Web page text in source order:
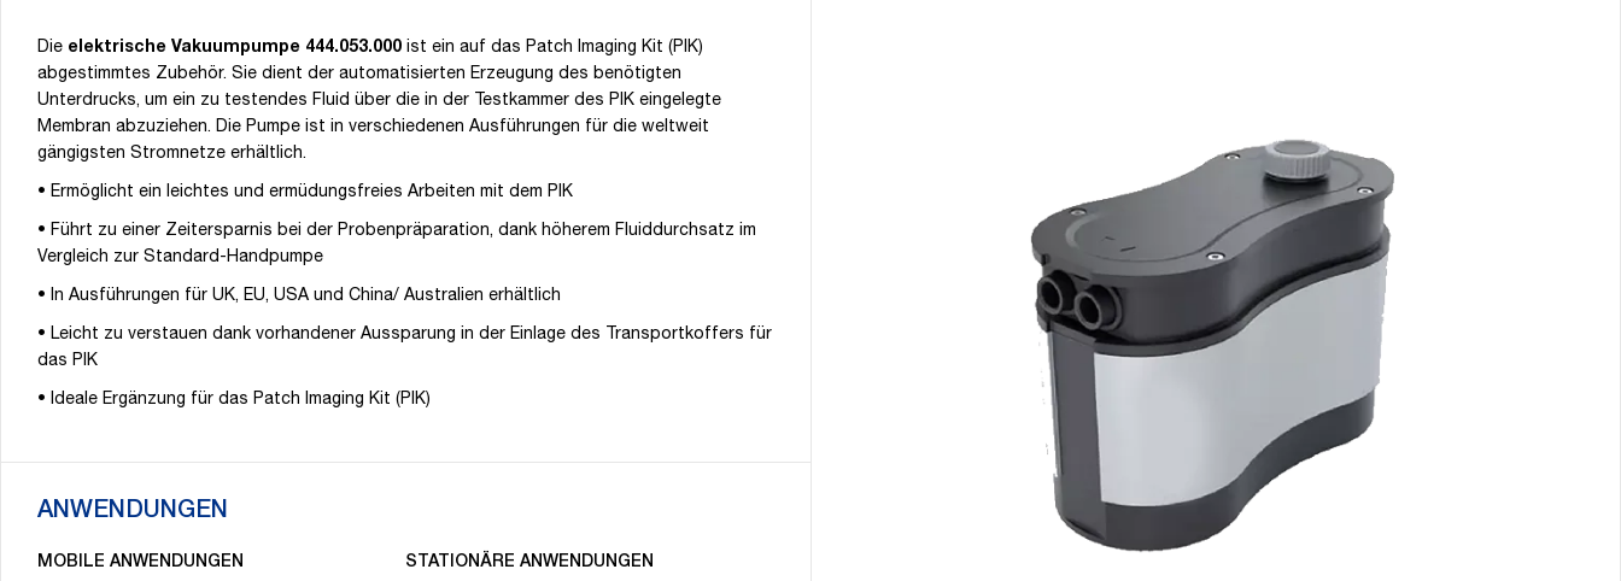
Die elektrische Vakuumpumpe 444.053.000 ist ein auf das Patch Imaging Kit (PIK)
abgestimmtes Zubehör. Sie dient der automatisierten Erzeugung des benötigten
Unterdrucks, um ein zu testendes Fluid über die in der Testkammer des PIK eingelegte
Membran abzuziehen. Die Pumpe ist in verschiedenen Ausführungen für die weltweit
gängigsten Stromnetze erhältlich.
• Ermöglicht ein leichtes und ermüdungsfreies Arbeiten mit dem PIK
• Führt zu einer Zeitersparnis bei der Probenpräparation, dank höherem Fluiddurchsatz im
Vergleich zur Standard-Handpumpe
• In Ausführungen für UK, EU, USA und China/ Australien erhältlich
• Leicht zu verstauen dank vorhandener Aussparung in der Einlage des Transportkoffers für
das PIK
• Ideale Ergänzung für das Patch Imaging Kit (PIK)
ANWENDUNGEN
MOBILE ANWENDUNGEN STATIONÄRE ANWENDUNGEN